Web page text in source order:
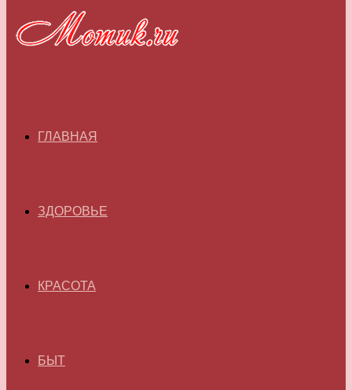
ГЛАВНАЯ
ЗДОРОВЬЕ
КРАСОТА
БЫТ